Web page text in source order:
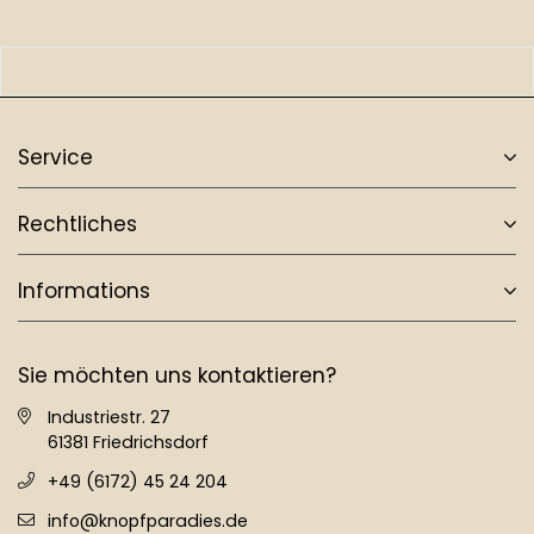
Service
Rechtliches
Informations
Sie möchten uns kontaktieren?
Industriestr. 27
61381 Friedrichsdorf
+49 (6172) 45 24 204
info@knopfparadies.de